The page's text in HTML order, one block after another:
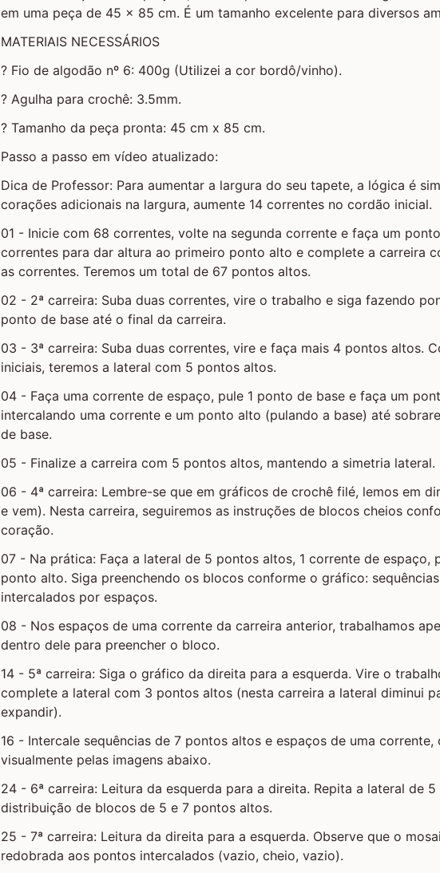
em uma peça de 45 x 85 cm. É um tamanho excelente para diversos
MATERIAIS NECESSÁRIOS
? Fio de algodão nº 6: 400g (Utilizei a cor bordô/vinho).
? Agulha para crochê: 3.5mm.
? Tamanho da peça pronta: 45 cm x 85 cm.
Passo a passo em vídeo atualizado:
Dica de Professor: Para aumentar a largura do seu tapete, a lógica é
corações adicionais na largura, aumente 14 correntes no cordão inicial.
01 - Inicie com 68 correntes, volte na segunda corrente e faça um
correntes para dar altura ao primeiro ponto alto e complete a carreira
as correntes. Teremos um total de 67 pontos altos.
02 - 2ª carreira: Suba duas correntes, vire o trabalho e siga fazendo
ponto de base até o final da carreira.
03 - 3ª carreira: Suba duas correntes, vire e faça mais 4 pontos altos.
iniciais, teremos a lateral com 5 pontos altos.
04 - Faça uma corrente de espaço, pule 1 ponto de base e faça um
intercalando uma corrente e um ponto alto (pulando a base) até
de base.
05 - Finalize a carreira com 5 pontos altos, mantendo a simetria lateral.
06 - 4ª carreira: Lembre-se que em gráficos de crochê filé, lemos em
e vem). Nesta carreira, seguiremos as instruções de blocos cheios
coração.
07 - Na prática: Faça a lateral de 5 pontos altos, 1 corrente de espaço,
ponto alto. Siga preenchendo os blocos conforme o gráfico:
intercalados por espaços.
08 - Nos espaços de uma corrente da carreira anterior, trabalhamos
dentro dele para preencher o bloco.
14 - 5ª carreira: Siga o gráfico da direita para a esquerda. Vire o
complete a lateral com 3 pontos altos (nesta carreira a lateral diminui
expandir).
16 - Intercale sequências de 7 pontos altos e espaços de uma
visualmente pelas imagens abaixo.
24 - 6ª carreira: Leitura da esquerda para a direita. Repita a lateral de
distribuição de blocos de 5 e 7 pontos altos.
25 - 7ª carreira: Leitura da direita para a esquerda. Observe que o
redobrada aos pontos intercalados (vazio, cheio, vazio).